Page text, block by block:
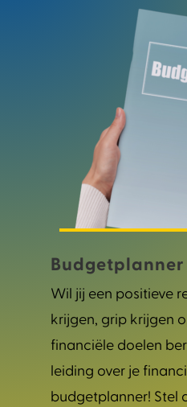
Budgetplanner
Wil jij een positieve
krijgen, grip krijgen
financiële doelen
leiding over je
budgetplanner! Stel